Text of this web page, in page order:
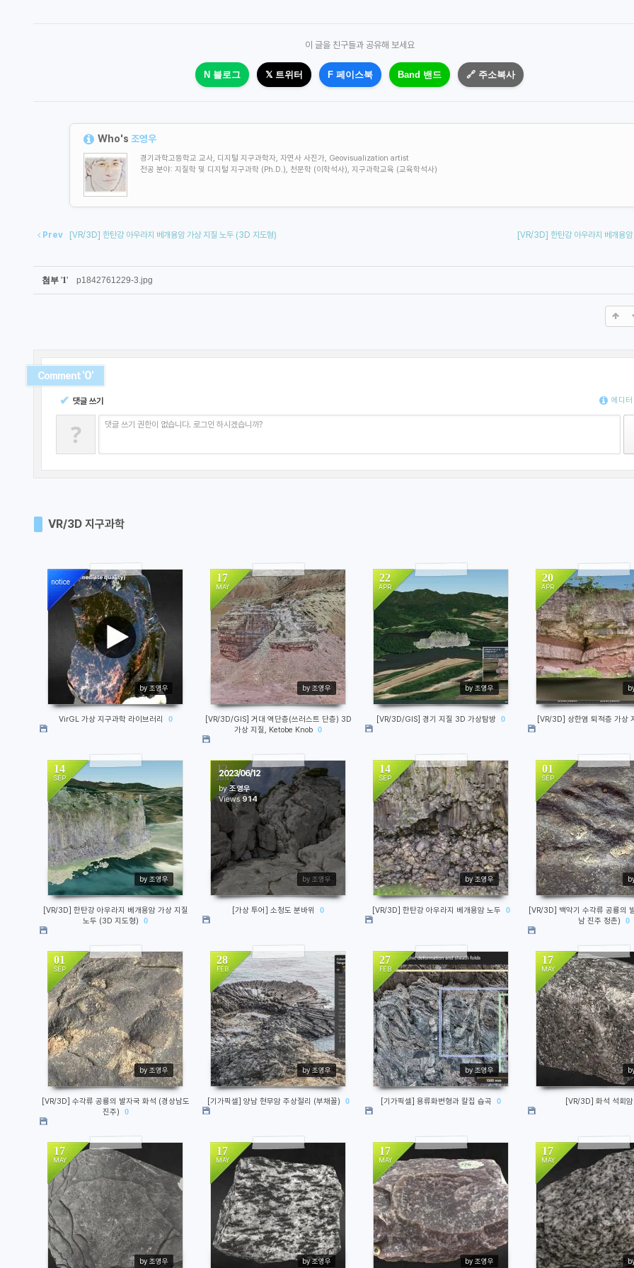
이 글을 친구들과 공유해 보세요
N 블로그 𝕏 트위터 F 페이스북 Band 밴드 🔗 주소복사
Who's 조영우
경기과학고등학교 교사, 디지털 지구과학자, 자연사 사진가, Geovisualization artist
전공 분야: 지질학 및 디지털 지구과학 (Ph.D.), 천문학 (이학석사), 지구과학교육 (교육학석사)
Prev [VR/3D] 한탄강 아우라지 베개용암 가상 지질 노두 (3D 지도형) [VR/3D] 한탄강 아우라지 베개용
첨부 '1' p1842761229-3.jpg
Comment'0'
✔ 댓글 쓰기 에디
? 댓글 쓰기 권한이 없습니다. 로그인 하시겠습니까?
VR/3D 지구과학
notice
by 조영우
11877
VirGL 가상 지구과학 라이브러리 0
17
MAY
by 조영우
1151
[VR/3D/GIS] 거대 역단층(쓰러스트 단층) 3D
가상 지질, Ketobe Knob 0
22
APR
by 조영우
[VR/3D/GIS] 경기 지질 3D 가상탐방 0
20
APR
1833
[VR/3D] 상한염 퇴적층 가상
14
SEP
by 조영우
1118
[VR/3D] 한탄강 아우라지 베개용암 가상 지질
노두 (3D 지도형)
0
12
JUN
by 조영우
2023/06/12
by조영우
Views914
[가상 투어] 소청도 분바위 0
14
SEP
by 조영우
970
[VR/3D] 한탄강 아우라지 베개용암 노두 0
01
SEP
1385
[VR/3D] 백악기 수각류 공룡의
남 진주 정촌)
0
01
SEP
by 조영우
633
[VR/3D] 수각류 공룡의 발자국 화석 (경상남도
진주)
0
28
FEB
by 조영우
974
[기가픽셀] 양남 현무암 주상절리 (부채꼴) 0
27
FEB
by 조영우
871
[기가픽셀] 용류화변형과 칼집 습곡 0
17
MAY
2242
[VR/3D] 화석 석회암
17
MAY
by 조영우
1953
17
MAY
by 조영우
850
17
MAY
by 조영우
1504
17
MAY
1168